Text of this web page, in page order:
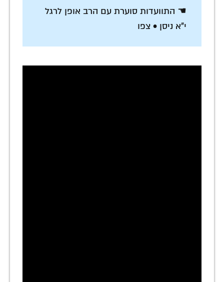
☚ התוועדות סוערת עם הרב אופן לרגל
י"א ניסן • צפו